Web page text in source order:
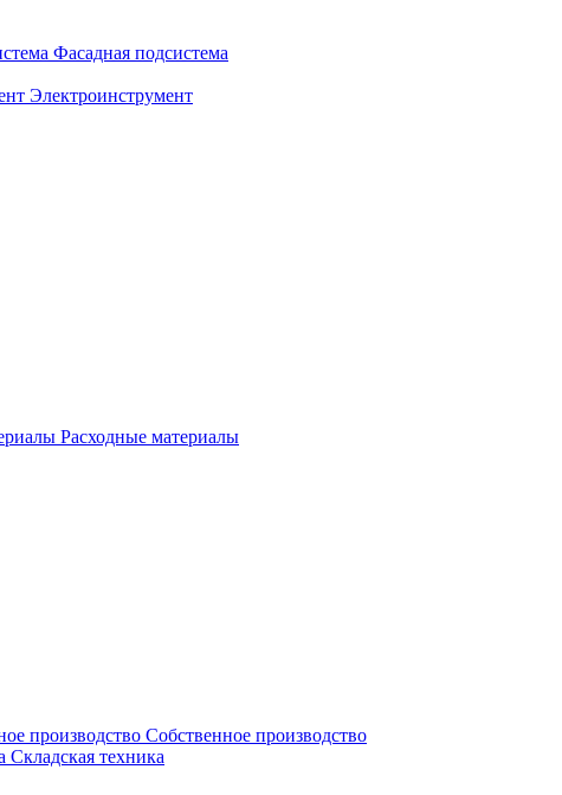
Фасадная подсистема
Электроинструмент
Расходные материалы
Собственное производство
Складская техника